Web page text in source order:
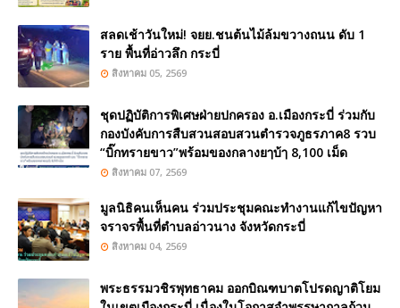
สลดเช้าวันใหม่! จยย.ชนต้นไม้ล้มขวางถนน ดับ 1
ราย พื้นที่อ่าวลึก กระบี่
สิงหาคม 05, 2569
ชุดปฏิบัติการพิเศษฝ่ายปกครอง อ.เมืองกระบี่ ร่วมกับ
กองบังคับการสืบสวนสอบสวนตำรวจภูธรภาค8 รวบ
“บิ๊กทรายขาว”พร้อมของกลางยๅบ้ๅ 8,100 เม็ด
สิงหาคม 07, 2569
มูลนิธิคนเห็นคน ร่วมประชุมคณะทำงานแก้ไขปัญหา
จราจรพื้นที่ตำบลอ่าวนาง จังหวัดกระบี่
สิงหาคม 04, 2569
พระธรรมวชิรพุทธาคม ออกบิณฑบาตโปรดญาติโยม